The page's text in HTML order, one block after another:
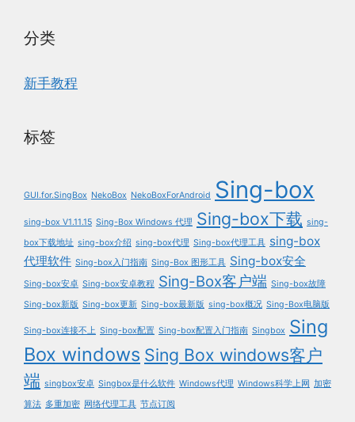
分类
新手教程
标签
GUI.for.SingBox NekoBox NekoBoxForAndroid Sing-box
sing-box V1.11.15 Sing-Box Windows 代理 Sing-box下载 sing-
box下载地址 sing-box介绍 sing-box代理 Sing-box代理工具 sing-box
代理软件 Sing-box入门指南 Sing-Box 图形工具 Sing-box安全
Sing-box安卓 Sing-box安卓教程 Sing-Box客户端 Sing-box故障
Sing-box新版 Sing-box更新 Sing-box最新版 sing-box概况 Sing-Box电脑版
Sing-box连接不上 Sing-box配置 Sing-box配置入门指南 Singbox Sing
Box windows Sing Box windows客户
端 singbox安卓 Singbox是什么软件 Windows代理 Windows科学上网 加密
算法 多重加密 网络代理工具 节点订阅